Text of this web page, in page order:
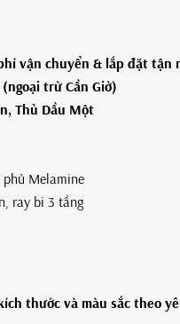
vận chuyển & lắp đặt tận
trừ Cần Giờ)
Thủ Dầu Một
phủ Melamine
ray bi 3 tầng
thước và màu sắc theo